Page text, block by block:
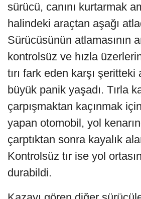
sürücü, canını kurtarmak
halindeki araçtan aşağı
Sürücüsünün atlamasının
kontrolsüz ve hızla
tırı fark eden karşı
büyük panik yaşadı. Tırla
çarpışmaktan kaçınmak
yapan otomobil, yol
çarptıktan sonra kayalık
Kontrolsüz tır ise yol
durabildi.